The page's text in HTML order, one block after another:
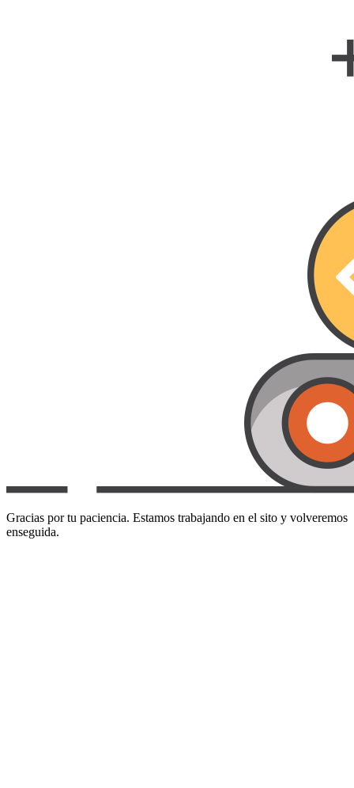
Gracias por tu paciencia. Estamos trabajando en el sito y volveremos
enseguida.